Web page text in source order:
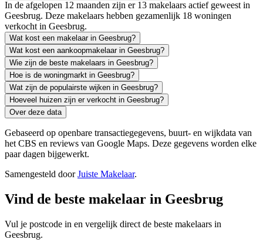
In de afgelopen 12 maanden zijn er 13 makelaars actief geweest in
Geesbrug. Deze makelaars hebben gezamenlijk 18 woningen
verkocht in Geesbrug.
Wat kost een makelaar in Geesbrug?
Wat kost een aankoopmakelaar in Geesbrug?
Wie zijn de beste makelaars in Geesbrug?
Hoe is de woningmarkt in Geesbrug?
Wat zijn de populairste wijken in Geesbrug?
Hoeveel huizen zijn er verkocht in Geesbrug?
Over deze data
Gebaseerd op openbare transactiegegevens, buurt- en wijkdata van
het CBS en reviews van Google Maps. Deze gegevens worden elke
paar dagen bijgewerkt.
Samengesteld doorJuiste Makelaar.
Vind de beste makelaar in Geesbrug
Vul je postcode in en vergelijk direct de beste makelaars in
Geesbrug.